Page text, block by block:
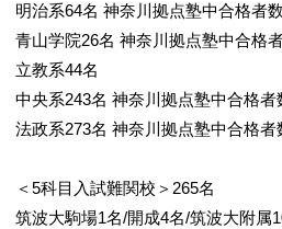
明治系64名 神奈川拠点塾中合格者
青山学院26名 神奈川拠点塾中合格
立教系44名
中央系243名 神奈川拠点塾中合格
法政系273名 神奈川拠点塾中合格
＜5科目入試難関校＞265名
筑波大駒場1名/開成4名/筑波大附属